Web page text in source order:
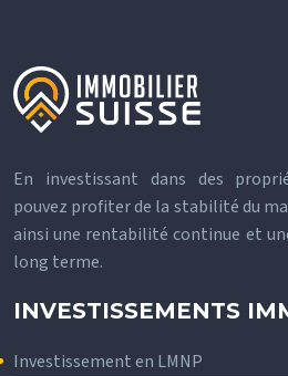
En investissant dans des
pouvez profiter de la stabilité du
ainsi une rentabilité continue et
long terme.
INVESTISSEMENTS
Investissement en LMNP